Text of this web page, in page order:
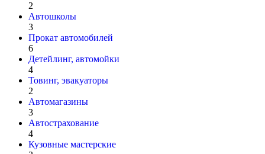
2
Автошколы
3
Прокат автомобилей
6
Детейлинг, автомойки
4
Товинг, эвакуаторы
2
Автомагазины
3
Автострахование
4
Кузовные мастерские